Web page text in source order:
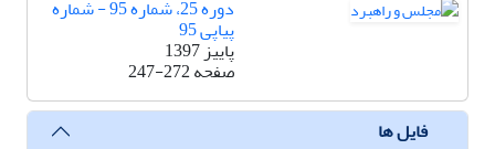
دوره 25، شماره 95 - شماره
پیاپی 95
پاییز 1397
صفحه247-272
فایل ها